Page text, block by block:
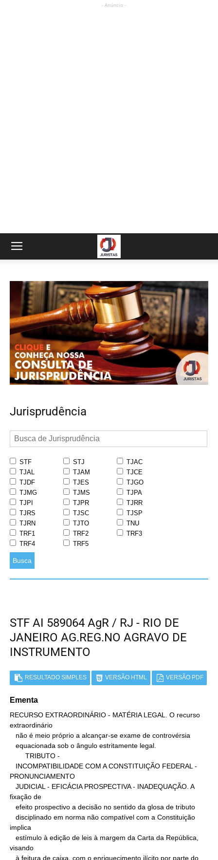
- Anúncio -
Jurisprudência
STF STJ
TJAC
TJAL
TJAM
TJCE
TJDF
TJES
TJGO
TJMG
TJMS
TJPA
TJPI
TJPR
TJRR
TJRS
TJSC
TJSP
TJRN
TJTO
TNU
TRF1
TRF2
TRF3
TRF4
TRF5
Busca
STF AI 589064 AgR / RJ - RIO DE
JANEIRO AG.REG.NO AGRAVO DE
INSTRUMENTO
RESULTADO SIMPLES VERSÃO HTML VERSÃO PDF
Ementa
RECURSO EXTRAORDINÁRIO - MATÉRIA LEGAL. O recurso
extraordinário
PRONUNCIAMENTO
fixação de
implica
visando